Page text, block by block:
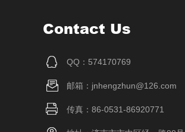
Contact Us
QQ：574170769
邮箱：jnhengzhun@126.com
传真：86-0531-86920771